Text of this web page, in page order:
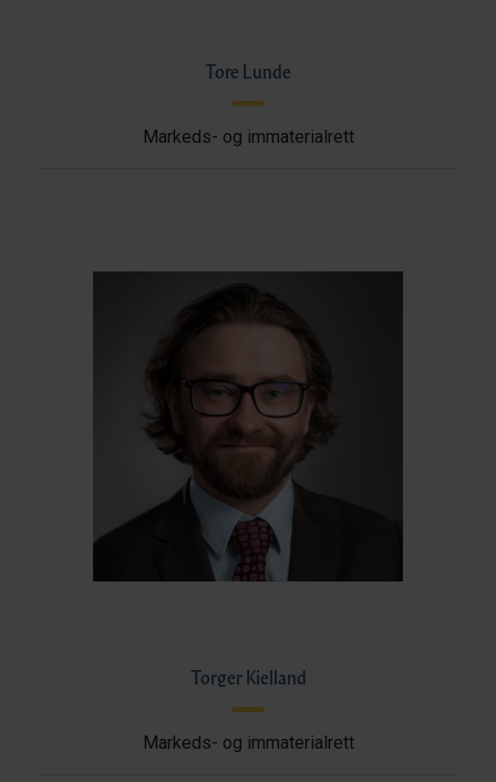
Tore Lunde
Markeds- og immaterialrett
Torger Kielland
Markeds- og immaterialrett